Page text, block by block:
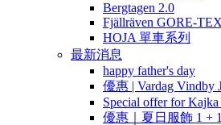
Bergtagen 2.0
Fjällräven GORE-TEX
HOJA 單車系列
最新消息
happy father's day
優惠 | Vardag Vindby
Special offer for
優惠｜夏日服飾 1 + 1